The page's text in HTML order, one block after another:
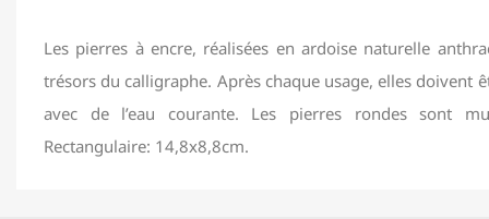
Les pierres à encre, réalisées en ardoise naturelle
trésors du calligraphe. Après chaque usage, elles doivent
avec de l’eau courante. Les pierres rondes sont
Rectangulaire: 14,8x8,8cm.